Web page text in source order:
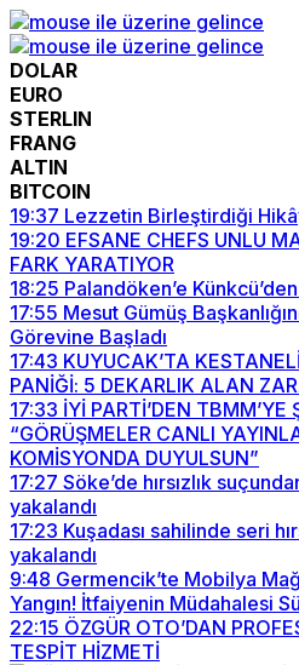
DOLAR
EURO
STERLIN
FRANG
ALTIN
BITCOIN
19:37 Lezzetin Birleştirdiği
19:20 EFSANE CHEFS UNLU
FARK YARATIYOR
18:25 Palandöken’e
17:55 Mesut Gümüş
Görevine Başladı
17:43 KUYUCAK’TA
PANİĞİ: 5 DEKARLIK ALAN
17:33 İYİ PARTİ’DEN TBMM’YE
“GÖRÜŞMELER CANLI
KOMİSYONDA DUYULSUN”
17:27 Söke’de hırsızlık
yakalandı
17:23 Kuşadası sahilinde seri
yakalandı
9:48 Germencik’te Mobilya
Yangın! İtfaiyenin Müdahalesi
22:15 ÖZGÜR OTO’DAN
TESPİT HİZMETİ